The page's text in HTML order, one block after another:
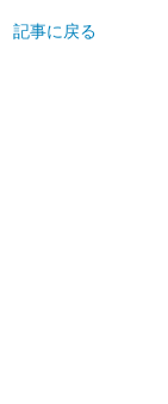
記事に戻る